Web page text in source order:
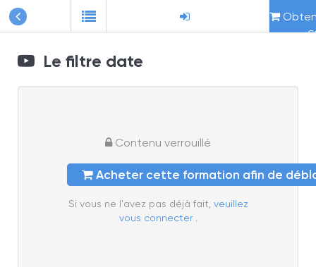
Le filtre date
Contenu verrouillé
Acheter cette formation afin de
Si vous ne l'avez pas déjà fait, veuillez
vous connecter .